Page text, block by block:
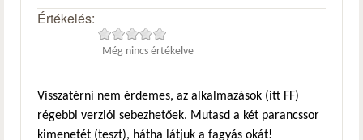
Értékelés:
Még nincs értékelve
Visszatérni nem érdemes, az alkalmazások (itt FF)
régebbi verziói sebezhetőek. Mutasd a két parancssor
kimenetét (teszt), hátha látjuk a fagyás okát!